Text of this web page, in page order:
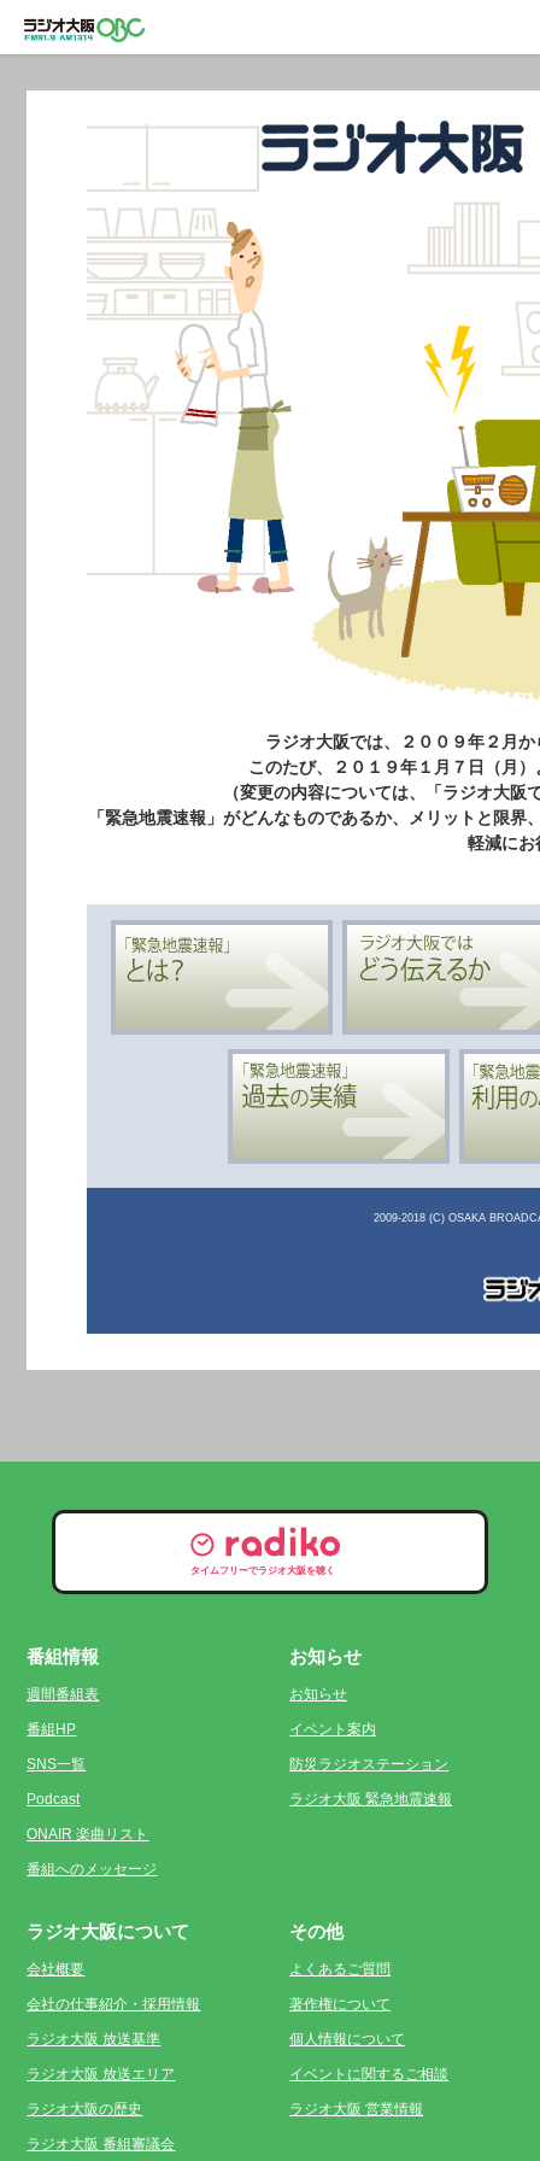
ラジオ大阪では、２００９年２月
このたび、２０１９年１月７日（月
（変更の内容については、「ラジオ大
「緊急地震速報」がどんなものであるか、メリットと限
軽減にお
2009-2018 (C) OSAKA
タイムフリーでラジオ大阪を聴く
番組情報
週間番組表
番組HP
SNS一覧
Podcast
ONAIR 楽曲リスト
番組へのメッセージ
お知らせ
お知らせ
イベント案内
防災ラジオステーション
ラジオ大阪 緊急地震速報
ラジオ大阪について
会社概要
会社の仕事紹介・採用情報
ラジオ大阪 放送基準
ラジオ大阪 放送エリア
ラジオ大阪の歴史
ラジオ大阪 番組審議会
その他
よくあるご質問
著作権について
個人情報について
イベントに関するご相談
ラジオ大阪 営業情報